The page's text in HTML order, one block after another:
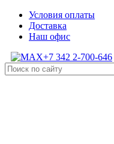
Условия оплаты
Доставка
Наш офис
+7 342 2-700-646